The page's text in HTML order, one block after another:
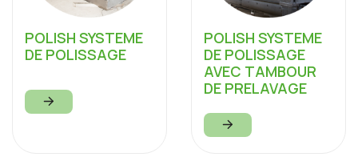
POLISH SYSTEME
DE POLISSAGE
POLISH SYSTEME
DE POLISSAGE
AVEC TAMBOUR
DE PRELAVAGE